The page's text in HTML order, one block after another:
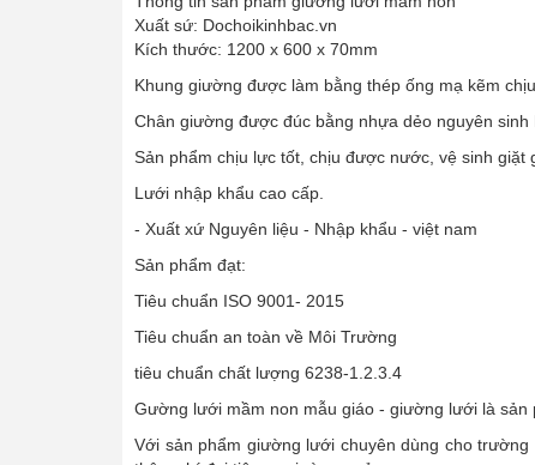
Xuất sứ: Dochoikinhbac.vn
Kích thước: 1200 x 600 x 70mm
Khung giường được làm bằng thép ống mạ kẽm
Chân giường được đúc bằng nhựa dẻo nguyên
Sản phẩm chịu lực tốt, chịu được nước, vệ sinh giặt
Lưới nhập khẩu cao cấp.
- Xuất xứ Nguyên liệu - Nhập khẩu - việt nam
Sản phẩm đạt:
Tiêu chuẩn ISO 9001- 2015
Tiêu chuẩn an toàn về Môi Trường
tiêu chuẩn chất lượng 6238-1.2.3.4
Gường lưới mầm non mẫu giáo - giường lưới là sản
Với sản phẩm giường lưới chuyên dùng cho